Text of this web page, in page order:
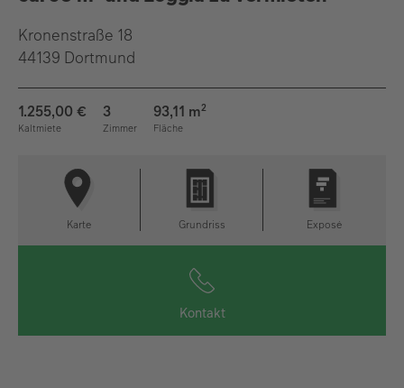
Kronenstraße 18
44139 Dortmund
1.255,00 €
Kaltmiete
3
Zimmer
93,11 m2
Fläche
Karte Grundriss Exposé
Kontakt